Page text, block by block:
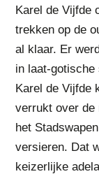
Karel de Vijfde
trekken op de
al klaar. Er
in laat-
Karel de Vijfde
verrukt over de
het
versieren. Dat
keizerlijke